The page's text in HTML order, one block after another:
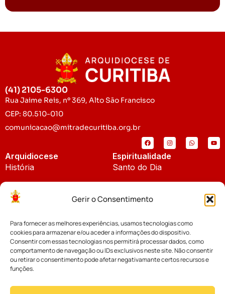
Gerir o Consentimento
Para fornecer as melhores experiências, usamos tecnologias como
cookies para armazenar e/ou aceder a informações do dispositivo.
Consentir com essas tecnologias nos permitirá processar dados, como
comportamento de navegação ou IDs exclusivos neste site. Não consentir
ou retirar o consentimento pode afetar negativamante certos recursos e
funções.
(41) 2105-6300
Rua Jaime Reis, nº 369, Alto São Francisco
CEP: 80.510-010
comunicacao@mitradecuritiba.org.br
Arquidiocese
História
Padroeira
Espiritualidade
Santo do Dia
Notícias
Notícias da Arquidiocese
Notícias Cáritas
Cúria Diocesana
Fundo Diocesano